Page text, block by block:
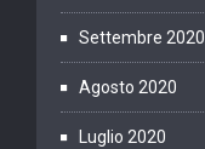
Settembre 2020
Agosto 2020
Luglio 2020